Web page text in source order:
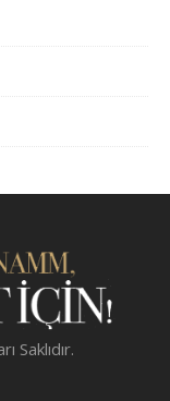
Saklıdır.